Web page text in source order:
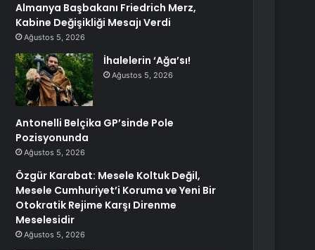
Almanya Başbakanı Friedrich Merz,
Kabine Değişikliği Mesajı Verdi
Ağustos 5, 2026
İhalelerin ‘Ağa’sı!
Ağustos 5, 2026
Antonelli Belçika GP’sinde Pole
Pozisyonunda
Ağustos 5, 2026
Özgür Karabat: Mesele Koltuk Değil,
Mesele Cumhuriyet’i Koruma ve Yeni Bir
Otokratik Rejime Karşı Direnme
Meselesidir
Ağustos 5, 2026